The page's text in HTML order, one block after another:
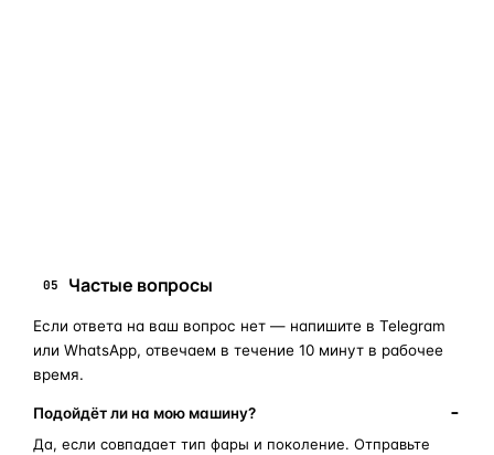
05 Частые вопросы
Если ответа на ваш вопрос нет — напишите в Telegram
или WhatsApp, отвечаем в течение 10 минут в рабочее
время.
Подойдёт ли на мою машину?
Да, если совпадает тип фары и поколение. Отправьте